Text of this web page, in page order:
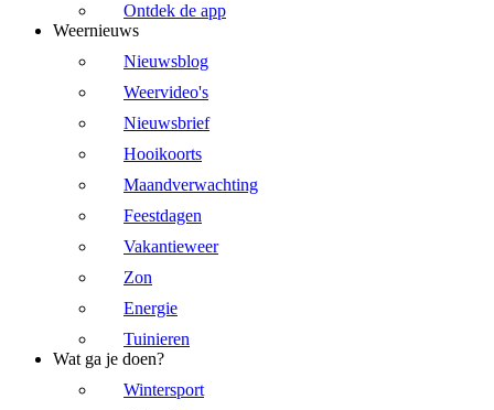
Ontdek de app
Weernieuws
Nieuwsblog
Weervideo's
Nieuwsbrief
Hooikoorts
Maandverwachting
Feestdagen
Vakantieweer
Zon
Energie
Tuinieren
Wat ga je doen?
Wintersport